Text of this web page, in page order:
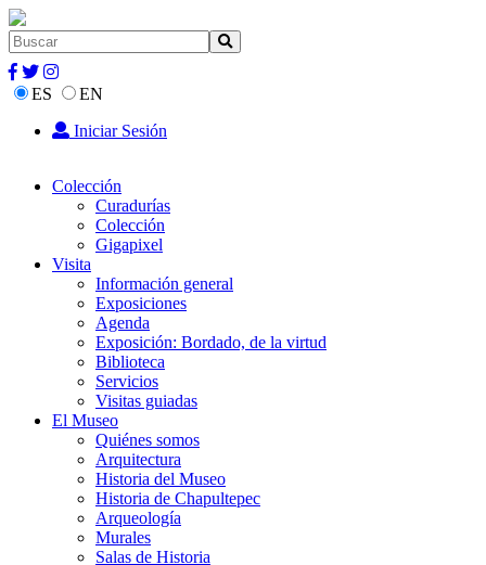
ES
EN
Iniciar Sesión
Colección
Curadurías
Colección
Gigapixel
Visita
Información general
Exposiciones
Agenda
Exposición: Bordado, de la virtud
Biblioteca
Servicios
Visitas guiadas
El Museo
Quiénes somos
Arquitectura
Historia del Museo
Historia de Chapultepec
Arqueología
Murales
Salas de Historia